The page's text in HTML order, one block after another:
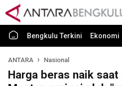
Bengkulu Terkini Ekonomi
ANTARA Nasional
Harga beras naik